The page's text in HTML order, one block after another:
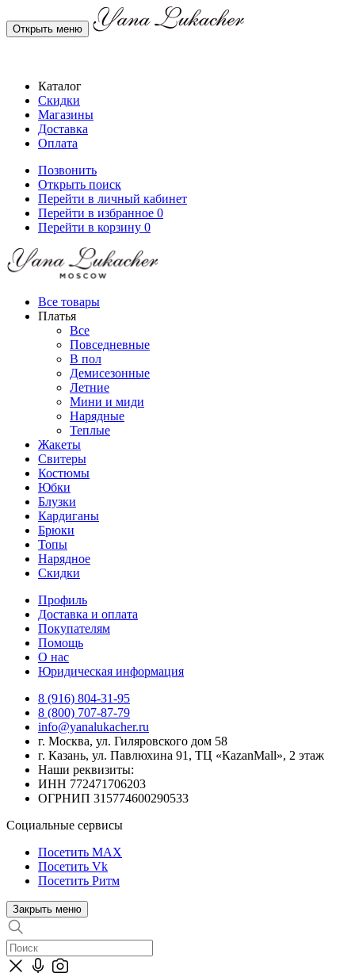
Открыть меню
Каталог
Скидки
Магазины
Доставка
Оплата
Позвонить
Открыть поиск
Перейти в личный кабинет
Перейти в избранное 0
Перейти в корзину 0
Все товары
Платья
Все
Повседневные
В пол
Демисезонные
Летние
Мини и миди
Нарядные
Теплые
Жакеты
Свитеры
Костюмы
Юбки
Блузки
Кардиганы
Брюки
Топы
Нарядное
Скидки
Профиль
Доставка и оплата
Покупателям
Помощь
О нас
Юридическая информация
8 (916) 804-31-95
8 (800) 707-87-79
info@yanalukacher.ru
г. Москва, ул. Гиляровского дом 58
г. Казань, ул. Павлюхина 91, ТЦ «КazanMall», 2 этаж
Наши реквизиты:
ИНН 772471706203
ОГРНИП 315774600290533
Социальные сервисы
Посетить MAX
Посетить Vk
Посетить Ритм
Закрыть меню